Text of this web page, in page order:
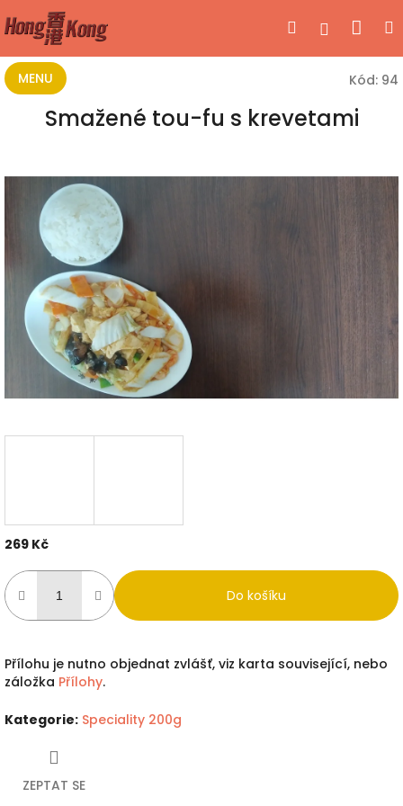
na
obsah
Hledat
MENU Kód: 94
Smažené tou-fu s krevetami
269 Kč
cena:
Do košíku
Přílohu je nutno objednat zvlášť, viz karta související, nebo
záložka Přílohy.
Kategorie: Speciality 200g
ZEPTAT SE